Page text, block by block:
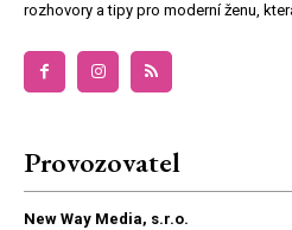
rozhovory a tipy pro moderní ženu,
Provozovatel
New Way Media, s.r.o.